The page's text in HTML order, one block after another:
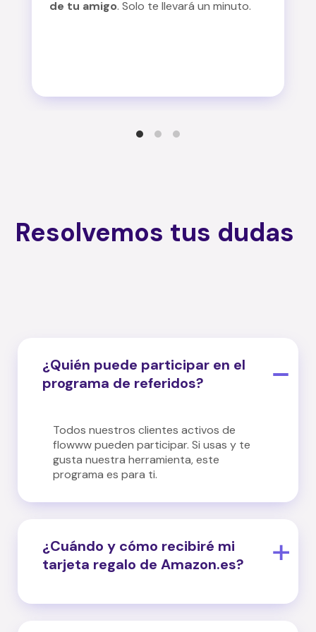
de tu amigo. Solo te llevará un minuto.
Resolvemos tus dudas
¿Quién puede participar en el
programa de referidos?
Todos nuestros clientes activos de
flowww pueden participar. Si usas y te
gusta nuestra herramienta, este
programa es para ti.
¿Cuándo y cómo recibiré mi
tarjeta regalo de Amazon.es?